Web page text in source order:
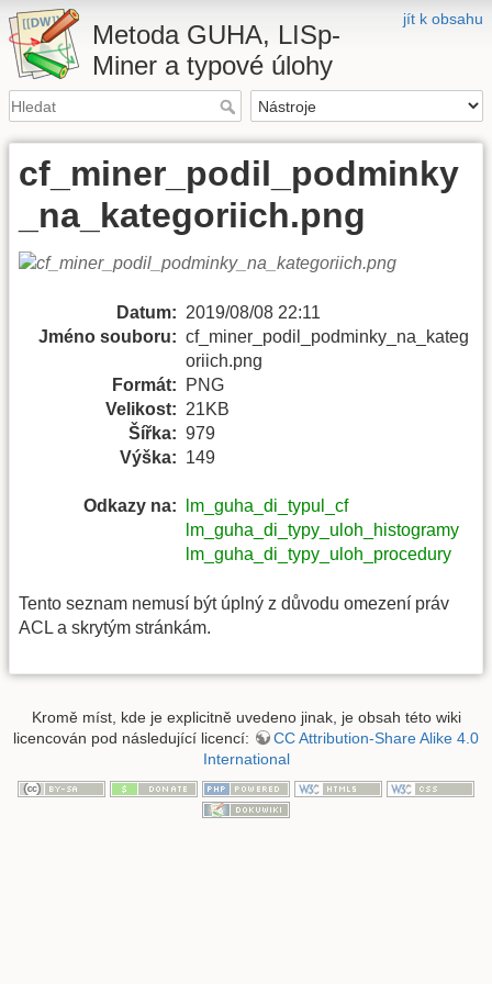
jít k obsahu
Metoda GUHA, LISp-
Miner a typové úlohy
cf_miner_podil_podminky
_na_kategoriich.png
Datum: 2019/08/08 22:11
Jméno souboru: cf_miner_podil_podminky_na_kateg
oriich.png
Formát:
PNG
Velikost: 21KB
Šířka: 979
Výška: 149
Odkazy na:
lm_guha_di_typul_cf
lm_guha_di_typy_uloh_histogramy
lm_guha_di_typy_uloh_procedury
Tento seznam nemusí být úplný z důvodu omezení práv
ACL a skrytým stránkám.
Kromě míst, kde je explicitně uvedeno jinak, je obsah této wiki
licencován pod následující licencí:
CC Attribution-Share Alike 4.0
International